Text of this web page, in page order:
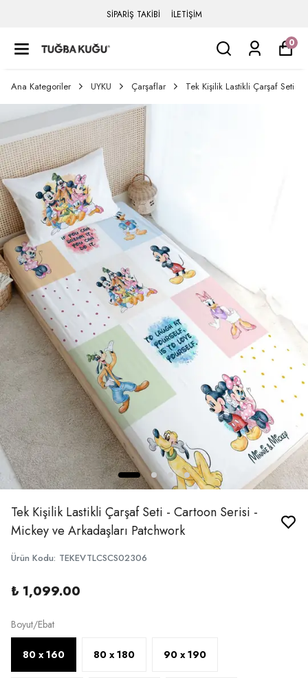
SİPARİŞ TAKİBİ İLETİŞİM
0
Ana Kategoriler UYKU Çarşaflar Tek Kişilik Lastikli Çarşaf Seti
Tek Kişilik Lastikli Çarşaf Seti - Cartoon Serisi -
Mickey ve Arkadaşları Patchwork
Ürün Kodu: TEKEVTLCSCS02306
₺ 1,099.00
Boyut/Ebat
80 x 160 80 x 180 90 x 190